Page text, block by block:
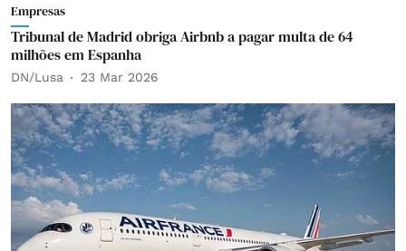
Empresas
Tribunal de Madrid obriga Airbnb a pagar multa de 64
milhões em Espanha
DN/Lusa 23 Mar 2026